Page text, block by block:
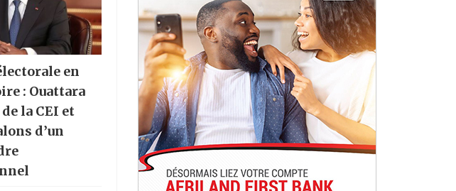
en
: Ouattara
la CEI et
d’un